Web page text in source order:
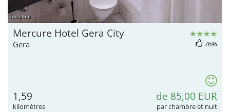
hotel.de
Mercure Hotel Gera City
Gera 76%
1,59
kilomètres
de 85,00 EUR
par chambre et nuit